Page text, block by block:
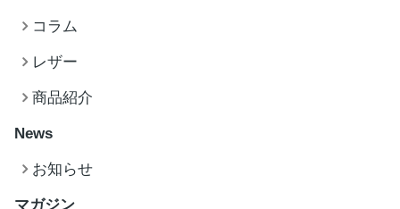
コラム
レザー
商品紹介
News
お知らせ
マガジン